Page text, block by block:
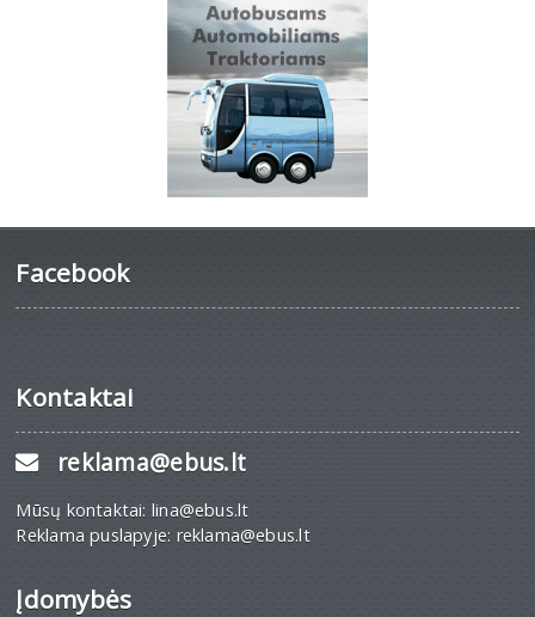
Facebook
Kontaktai
reklama@ebus.lt
Mūsų kontaktai: lina@ebus.lt
Reklama puslapyje: reklama@ebus.lt
Įdomybės